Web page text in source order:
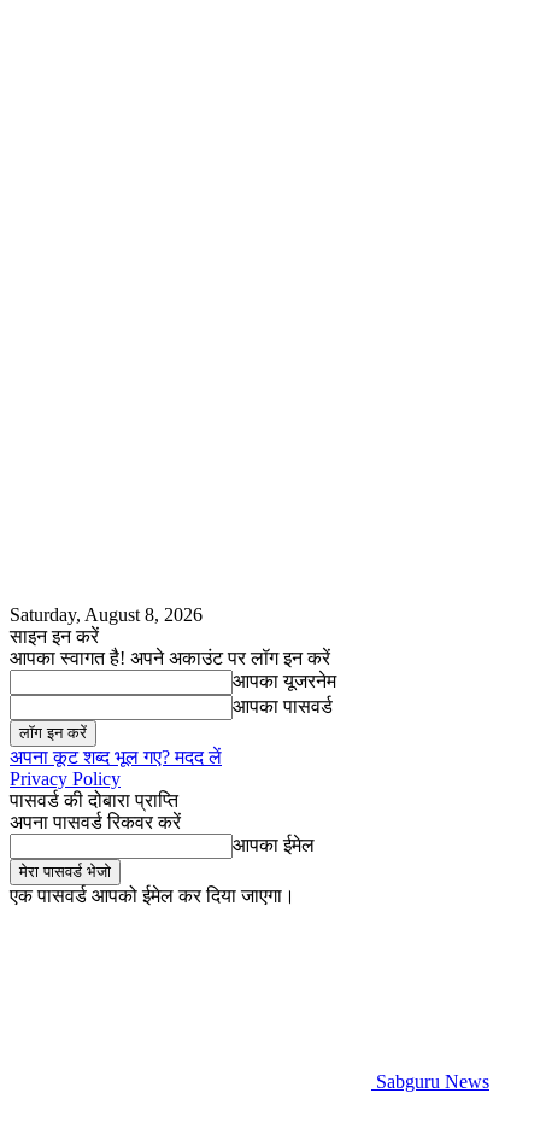
Saturday, August 8, 2026
साइन इन करें
आपका स्वागत है! अपने अकाउंट पर लॉग इन करें
आपका यूजरनेम
आपका पासवर्ड
अपना कूट शब्द भूल गए? मदद लें
Privacy Policy
पासवर्ड की दोबारा प्राप्ति
अपना पासवर्ड रिकवर करें
आपका ईमेल
एक पासवर्ड आपको ईमेल कर दिया जाएगा।
Sabguru News